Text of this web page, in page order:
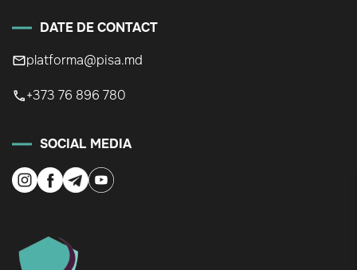
DATE DE CONTACT
platforma@pisa.md
+373 76 896 780
SOCIAL MEDIA